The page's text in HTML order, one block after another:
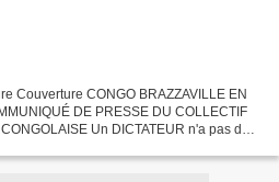
Couverture CONGO BRAZZAVILLE EN
DE PRESSE DU COLLECTIF
Un DICTATEUR n'a pas de